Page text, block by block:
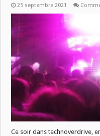
25 septembre 2021
Ce soir dans technoverdrive,